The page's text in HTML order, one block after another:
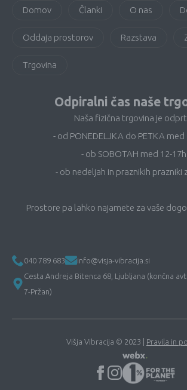
Domov Članki O nas
Oddaja prostorov Razstava
Trgovina
Odpiralni čas naše
Naša fizična trgovina je
- od PONEDELJKA do PETKA med
- ob SOBOTAH med 12-17h
- ob nedeljah in praznikih prazniki
Prostore pa lahko najamete za vaše
040 789 683
info@visja-vibracija.si
Cesta Andreja Bitenca 68, Ljubljana (končna
7-Pržan)
Višja Vibracija © 2023 | Pravila in